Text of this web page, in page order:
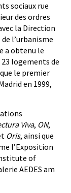
sociaux rue
des ordres
la Direction
l’urbanisme
a obtenu le
logements de
le premier
en 1999,
Viva, ON,
Oris, ainsi que
l’Exposition
of
AEDES am